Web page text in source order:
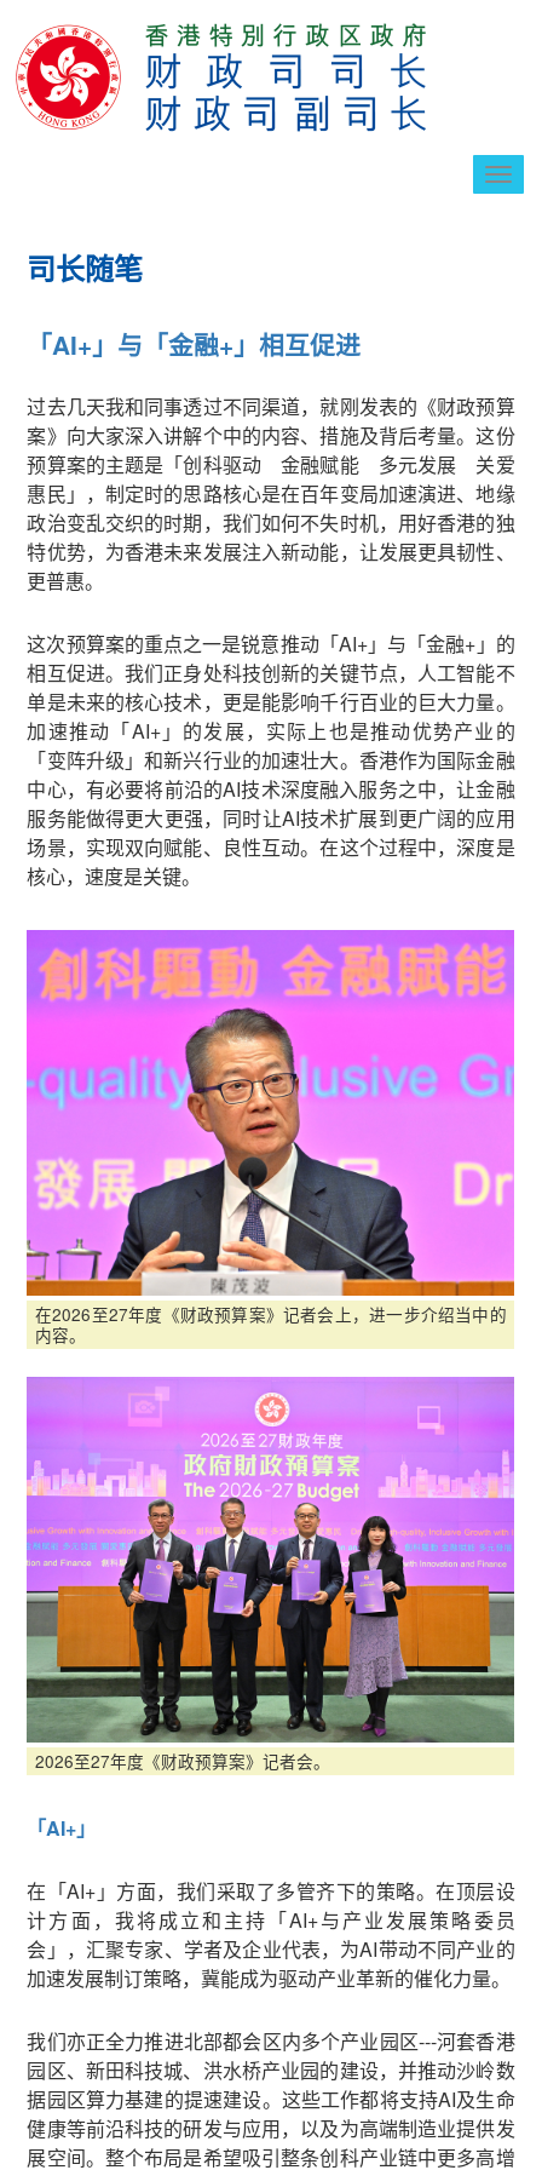
切
司长随笔
「AI+」与「金融+」相互促进
过去几天我和同事透过不同渠道，就刚发表的《财政预算
案》向大家深入讲解个中的内容、措施及背后考量。这份
预算案的主题是「创科驱动 金融赋能 多元发展 关爱
惠民」，制定时的思路核心是在百年变局加速演进、地缘
政治变乱交织的时期，我们如何不失时机，用好香港的独
特优势，为香港未来发展注入新动能，让发展更具韧性、
更普惠。
这次预算案的重点之一是锐意推动「AI+」与「金融+」的
相互促进。我们正身处科技创新的关键节点，人工智能不
单是未来的核心技术，更是能影响千行百业的巨大力量。
加速推动「AI+」的发展，实际上也是推动优势产业的
「变阵升级」和新兴行业的加速壮大。香港作为国际金融
中心，有必要将前沿的AI技术深度融入服务之中，让金融
服务能做得更大更强，同时让AI技术扩展到更广阔的应用
场景，实现双向赋能、良性互动。在这个过程中，深度是
核心，速度是关键。
在2026至27年度《财政预算案》记者会上，进一步介绍当中的
内容。
2026至27年度《财政预算案》记者会。
「AI+」
在「AI+」方面，我们采取了多管齐下的策略。在顶层设
计方面，我将成立和主持「AI+与产业发展策略委员
会」，汇聚专家、学者及企业代表，为AI带动不同产业的
加速发展制订策略，冀能成为驱动产业革新的催化力量。
我们亦正全力推进北部都会区内多个产业园区---河套香港
园区、新田科技城、洪水桥产业园的建设，并推动沙岭数
据园区算力基建的提速建设。这些工作都将支持AI及生命
健康等前沿科技的研发与应用，以及为高端制造业提供发
展空间。整个布局是希望吸引整条创科产业链中更多高增